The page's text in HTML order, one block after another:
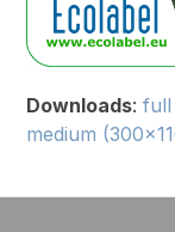
Downloads:full
medium